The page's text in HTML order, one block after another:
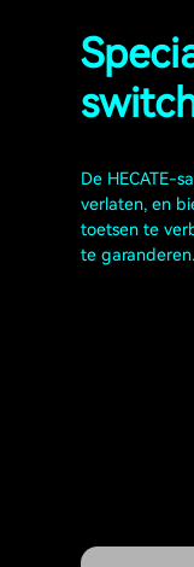
De HECATE-
verlaten, en
toetsen te
te garanderen.